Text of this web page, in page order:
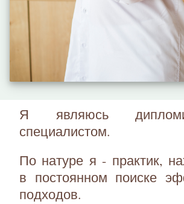
Я являюсь
специалистом.
По натуре я - практик,
в постоянном поиске
подходов.